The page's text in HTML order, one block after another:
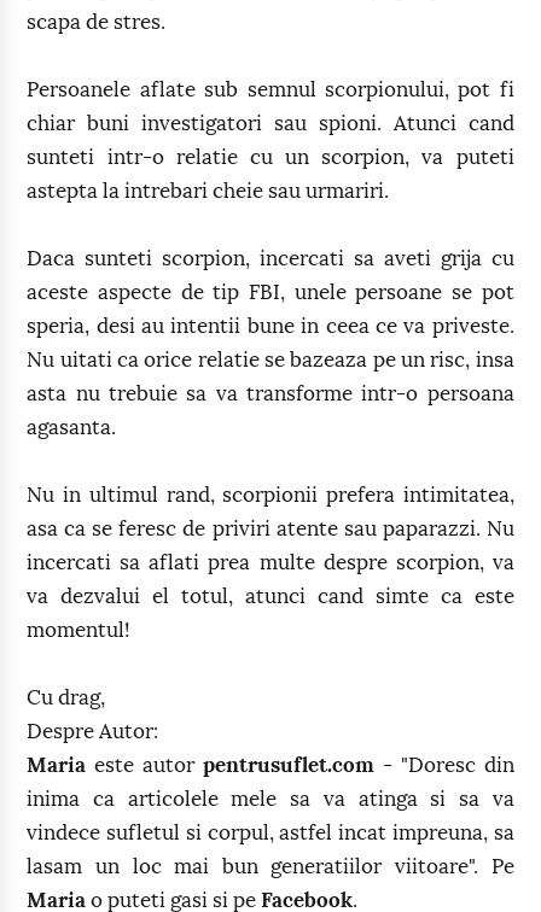
scapa de stres.
Persoanele aflate sub semnul scorpionului, pot fi
chiar buni investigatori sau spioni. Atunci cand
sunteti intr-o relatie cu un scorpion, va puteti
astepta la intrebari cheie sau urmariri.
Daca sunteti scorpion, incercati sa aveti grija cu
aceste aspecte de tip FBI, unele persoane se pot
speria, desi au intentii bune in ceea ce va priveste.
Nu uitati ca orice relatie se bazeaza pe un risc, insa
asta nu trebuie sa va transforme intr-o persoana
agasanta.
Nu in ultimul rand, scorpionii prefera intimitatea,
asa ca se feresc de priviri atente sau paparazzi. Nu
incercati sa aflati prea multe despre scorpion, va
va dezvalui el totul, atunci cand simte ca este
momentul!
Cu drag,
Despre Autor:
Maria este autor pentrusuflet.com - "Doresc din
inima ca articolele mele sa va atinga si sa va
vindece sufletul si corpul, astfel incat impreuna, sa
lasam un loc mai bun generatiilor viitoare". Pe
Maria o puteti gasi si peFacebook.